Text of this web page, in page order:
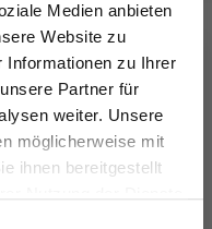
Medien anbieten
Website zu
Informationen zu Ihrer
Partner für
weiter. Unsere
möglicherweise mit
ihnen bereitgestellt
AUF